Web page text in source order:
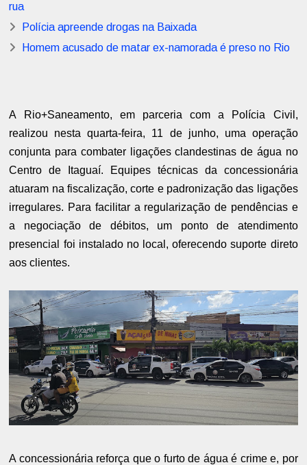
rua
Polícia apreende drogas na Baixada
Homem acusado de matar ex-namorada é preso no Rio
A Rio+Saneamento, em parceria com a Polícia Civil,
realizou nesta quarta-feira, 11 de junho, uma operação
conjunta para combater ligações clandestinas de água no
Centro de Itaguaí. Equipes técnicas da concessionária
atuaram na fiscalização, corte e padronização das ligações
irregulares. Para facilitar a regularização de pendências e
a negociação de débitos, um ponto de atendimento
presencial foi instalado no local, oferecendo suporte direto
aos clientes.
A concessionária reforça que o furto de água é crime e, por